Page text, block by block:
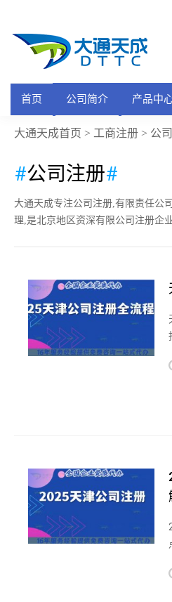
首页 公司简介 产品中
大通天成首页 > 工商注册 > 公
#公司注册#
大通天成专注公司注册,有限责任公
理,是北京地区资深有限公司注册企